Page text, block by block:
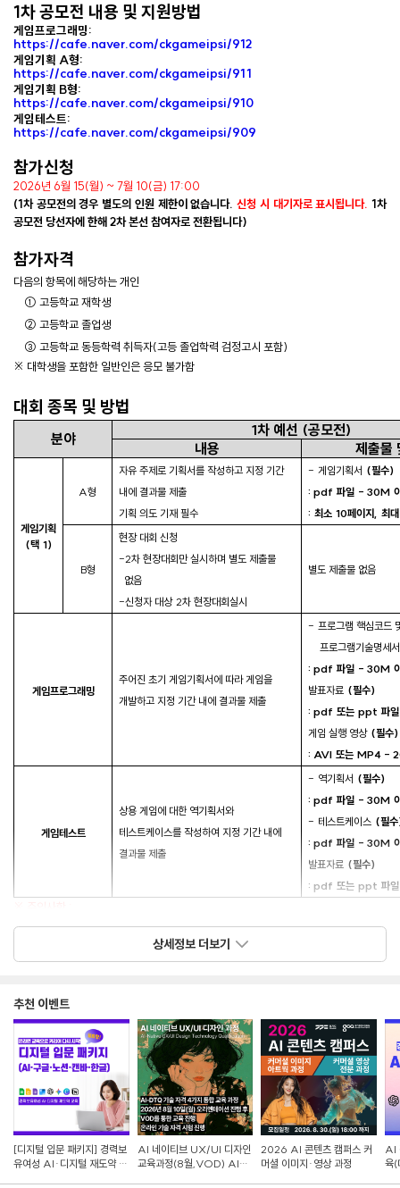
1차 공모전 내용 및 지원방법
게임프로그래밍:
https://cafe.naver.com/ckgameipsi/912
게임기획 A형:
https://cafe.naver.com/ckgameipsi/911
게임기획 B형:
https://cafe.naver.com/ckgameipsi/910
게임테스트:
https://cafe.naver.com/ckgameipsi/909
참가신청
2026년 6월 15(월) ~ 7월 10(금) 17:00
(1차 공모전의 경우 별도의 인원 제한이 없습니다.신청 시 대기자로 표시됩니다. 1차
공모전 당선자에 한해 2차 본선 참여자로 전환됩니다)
참가자격
다음의 항목에 해당하는 개인
① 고등학교 재학생
② 고등학교 졸업생
③ 고등학교 동등학력 취득자(고등 졸업학력 검정고시 포함)
※ 대학생을 포함한 일반인은 응모 불가함
대회 종목 및 방법
분야 1차 예선 (공모전)
내용
제출물
게임기획
(택 1)
A형
자유 주제로 기획서를 작성하고 지정 기간
내에 결과물 제출
기획 의도 기재 필수
- 게임기획서 (필수)
: pdf 파일 - 30M
: 최소 10페이지, 최대
B형
현장 대회 신청
-2차 현장대회만 실시하며 별도 제출물
없음
-신청자 대상 2차 현장대회실시
별도 제출물 없음
게임프로그래밍
주어진 초기 게임기획서에 따라 게임을
개발하고 지정 기간 내에 결과물 제출
- 프로그램 핵심코드
프로그램기술명세서
: pdf 파일 - 30M
발표자료 (필수)
: pdf 또는 ppt 파일
게임 실행 영상 (필수)
: AVI 또는 MP4 -
게임테스트
상용 게임에 대한 역기획서와
테스트케이스를 작성하여 지정 기간 내에
결과물 제출
- 역기획서 (필수)
: pdf 파일 - 30M
- 테스트케이스 (필수
: pdf 파일 - 30M
발표자료 (필수)
: pdf 또는 ppt 파일
- 1차 예선에 필수 제출자료를 모두 제출해야 함.
- 게임기획분야는 A형과 B형 중 1가지 유형만 지원 가능 (2가지 유형 모두 지원 시
- 게임기획분야 B형 지원자는 2차 현장대회만 실시함 (컴퓨터 및 전자기기
사용금지. 필기구 지참 필수)
대회일정
- 1차 예선(공모전) 접수 : 2026년 6월 15일(월) ~2026년 7월 10일(금) 17:00
- 주제 공개(게임프로그래밍분야) :2026년 6월 15일(월)
- 2차 본선(현장대회) : 2025년 7월 22일(수)
※ 2차 현장대회는 1차 공모전 합격자와 게임기획분야 B형 지원자에 한함
대회장소(2차본선 현장대회)
상세정보 더보기
추천 이벤트
[디지털 입문 패키지] 경력보
유여성 AI·디지털 재도약 교
AI 네이티브 UX/UI 디자인
교육과정(8월,VOD) AI-
2026 AI 콘텐츠 캠퍼스 커
머셜 이미지·영상 과정
AI
육(